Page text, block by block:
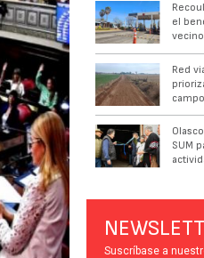
el
Red
campo
SUM
Suscríbase a